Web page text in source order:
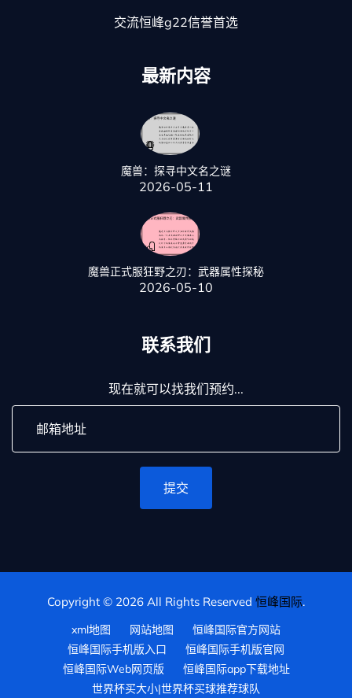
交流恒峰g22信誉首选
最新内容
魔兽：探寻中文名之谜
2026-05-11
魔兽正式服狂野之刃：武器属性探秘
2026-05-10
联系我们
现在就可以找我们预约...
提交
Copyright © 2026 All Rights Reserved 恒峰国际.
xml地图 网站地图
恒峰国际官方网站
恒峰国际手机版入口
恒峰国际手机版官网
恒峰国际Web网页版
恒峰国际app下载地址
世界杯买大小|世界杯买球推荐球队